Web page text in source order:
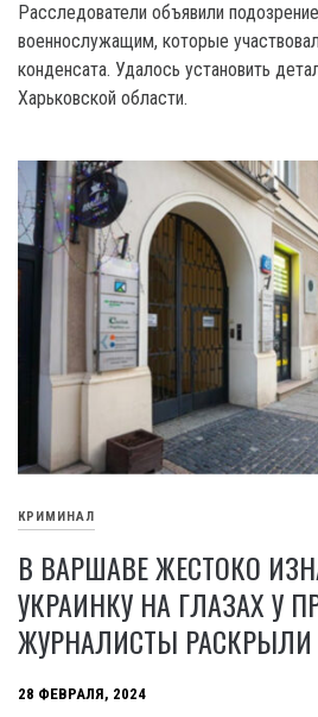
Расследователи объявили
военнослужащим, которые
конденсата. Удалось установить
Харьковской области.
КРИМИНАЛ
В ВАРШАВЕ ЖЕСТОКО
УКРАИНКУ НА ГЛАЗАХ У
ЖУРНАЛИСТЫ РАСКРЫЛИ
28 ФЕВРАЛЯ, 2024